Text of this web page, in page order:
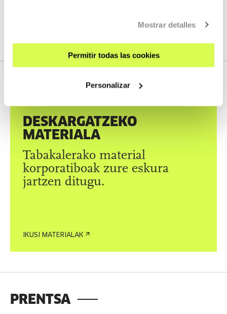
Mostrar detalles
Permitir todas las cookies
Personalizar
DESKARGATZEKO
MATERIALA
Tabakalerako material
korporatiboak zure eskura
jartzen ditugu.
IKUSI MATERIALAK
PRENTSA